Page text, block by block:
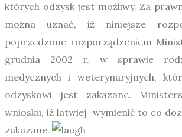
których odzysk jest możliwy. Za
można uznać, iż niniejsze
poprzedzone rozporządzeniem
grudnia 2002 r. w sprawie
medycznych i weterynaryjnych,
odzyskowi jest zakazane.
wniosku, iż łatwiej wymienić to co
zakazane.